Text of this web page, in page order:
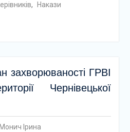
,
Накази
захворюваності ГРВІ
Чернівецької
Монич Ірина